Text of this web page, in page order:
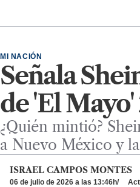
Señala
de 'El
MI NACIÓN
¿Quién mintió?
a Nuevo México y
ISRAEL CAMPOS MONTES
06 de julio de 2026 a las 13:46h